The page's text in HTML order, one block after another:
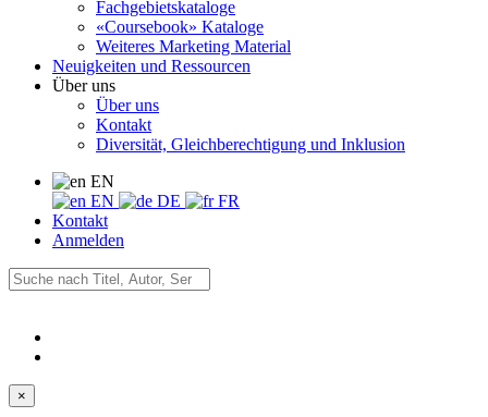
Fachgebietskataloge
«Coursebook» Kataloge
Weiteres Marketing Material
Neuigkeiten und Ressourcen
Über uns
Über uns
Kontakt
Diversität, Gleichberechtigung und Inklusion
EN
EN
DE
FR
Kontakt
Anmelden
×